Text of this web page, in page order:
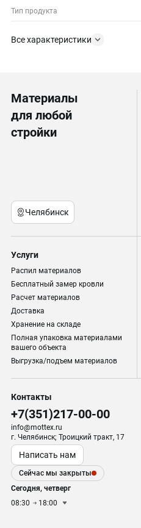
Тип продукта
Все характеристики
Материалы
для любой
стройки
Челябинск
Услуги
Распил материалов
Бесплатный замер кровли
Расчет материалов
Доставка
Хранение на складе
Полная упаковка материалами
вашего объекта
Выгрузка/подъем материалов
Контакты
+7(351)217-00-00
info@mottex.ru
г. Челябинск; Троицкий тракт, 17
Написать нам
Сейчас мы закрыты
Сегодня, четверг
08:30
18:00